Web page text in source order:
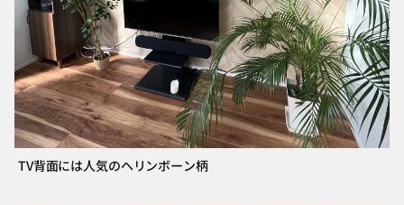
TV背面には人気のヘリンボーン柄